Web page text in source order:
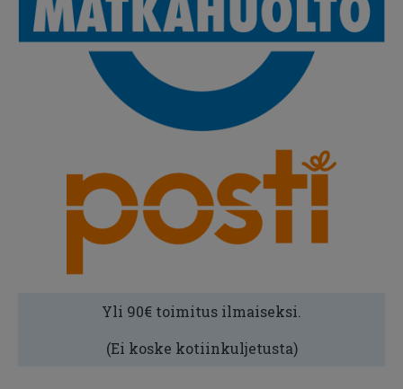
Yli 90€ toimitus ilmaiseksi.
(Ei koske kotiinkuljetusta)